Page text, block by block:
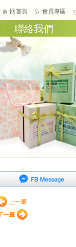
回首頁 會員專區
聯絡我們